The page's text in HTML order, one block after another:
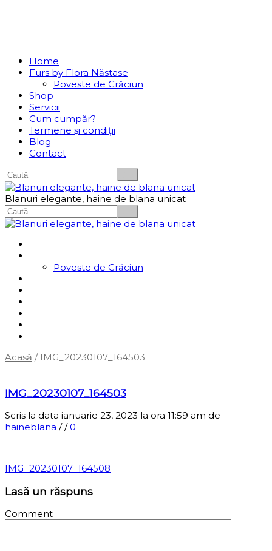
Home
Furs by Flora Năstase
Poveste de Crăciun
Shop
Servicii
Cum cumpăr?
Termene și condiții
Blog
Contact
Blanuri elegante, haine de blana unicat
Poveste de Crăciun
Acasă / IMG_20230107_164503
IMG_20230107_164503
Scris la data ianuarie 23, 2023 la ora 11:59 am de
haineblana //0
IMG_20230107_164508
Lasă un răspuns
Comment